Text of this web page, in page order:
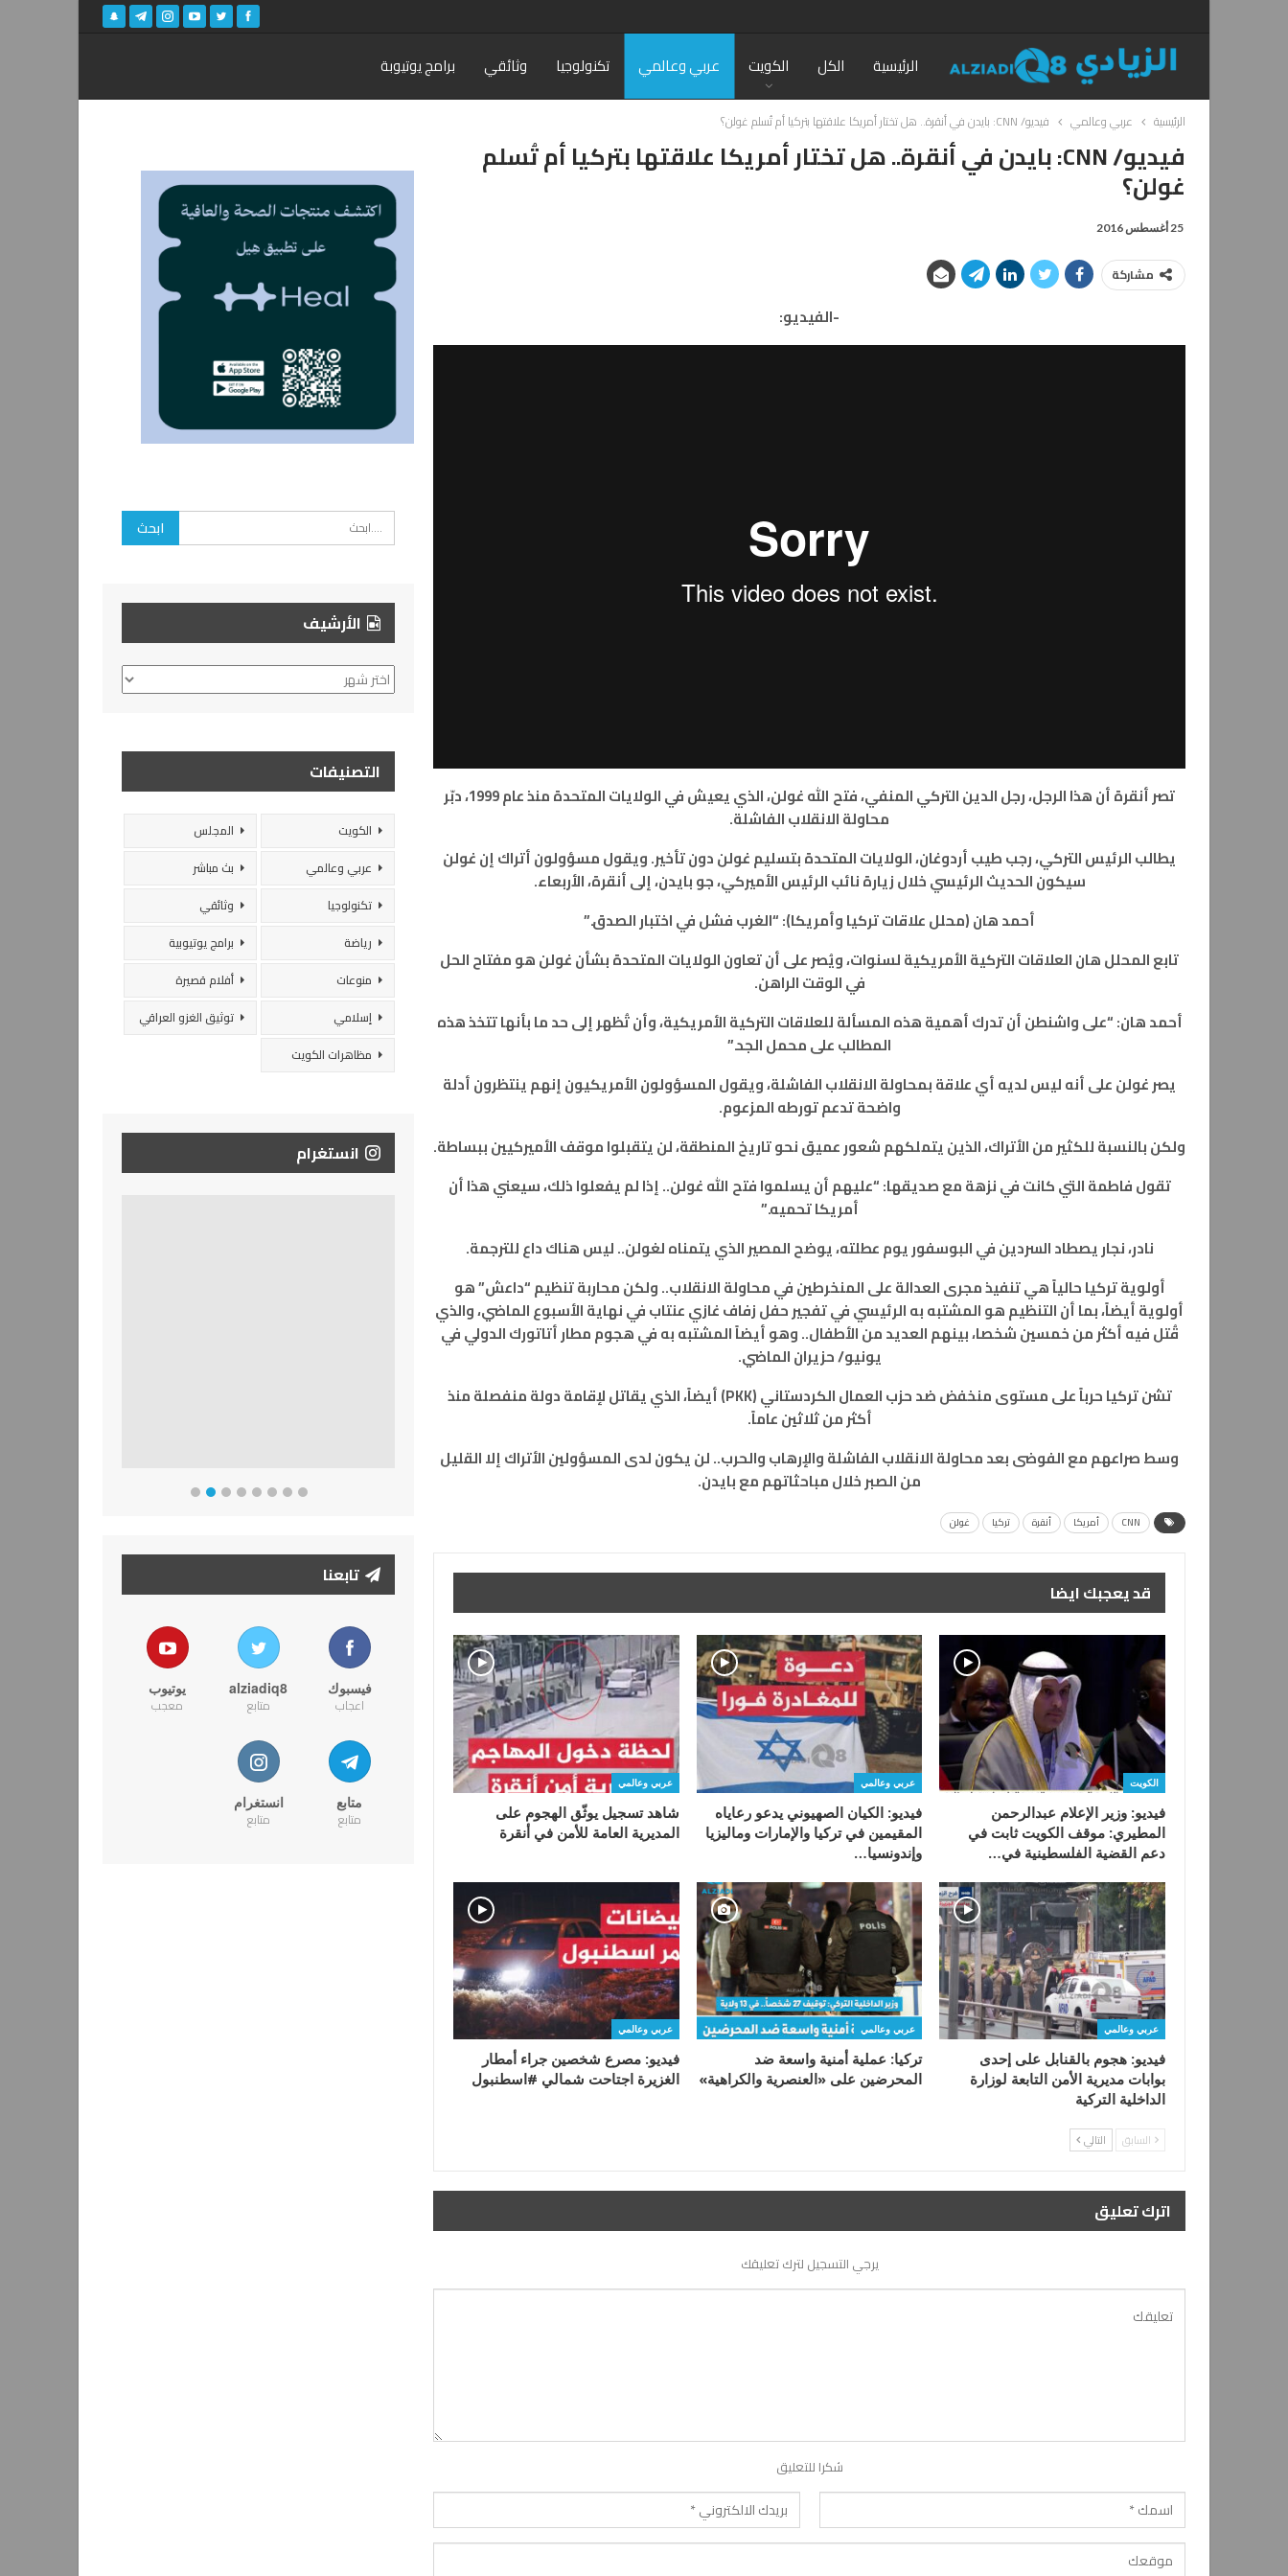
الرئيسية الكل الكويت عربي وعالمي تكنولوجيا وثائقي برامج يوتيوبة
الرئيسية عربي وعالمي فيديو/ CNN: بايدن في أنقرة.. هل تختار أمريكا علاقتها بتركيا أم تُسلم غولن؟
فيديو/ CNN: بايدن في أنقرة.. هل تختار أمريكا علاقتها بتركيا أم تُسلم
غولن؟
25 أغسطس 2016
مشاركة
-الفيديو:
تصر أنقرة أن هذا الرجل، رجل الدين التركي المنفي، فتح الله غولن، الذي يعيش في الولايات المتحدة منذ عام 1999، دبّر
محاولة الانقلاب الفاشلة.
يطالب الرئيس التركي، رجب طيب أردوغان، الولايات المتحدة بتسليم غولن دون تأخير. ويقول مسؤولون أتراك إن غولن
سيكون الحديث الرئيسي خلال زيارة نائب الرئيس الأميركي، جو بايدن، إلى أنقرة، الأربعاء.
أحمد هان (محلل علاقات تركيا وأمريكا): “الغرب فشل في اختبار الصدق.”
تابع المحلل هان العلاقات التركية الأمريكية لسنوات، ويُصر على أن تعاون الولايات المتحدة بشأن غولن هو مفتاح الحل
في الوقت الراهن.
أحمد هان: “على واشنطن أن تدرك أهمية هذه المسألة للعلاقات التركية الأمريكية، وأن تُظهر إلى حد ما بأنها تتخذ هذه
المطالب على محمل الجد.”
يصر غولن على أنه ليس لديه أي علاقة بمحاولة الانقلاب الفاشلة، ويقول المسؤولون الأمريكيون إنهم ينتظرون أدلة
واضحة تدعم تورطه المزعوم.
ولكن بالنسبة للكثير من الأتراك، الذين يتملكهم شعور عميق نحو تاريخ المنطقة، لن يتقبلوا موقف الأميركيين ببساطة.
تقول فاطمة التي كانت في نزهة مع صديقها: “عليهم أن يسلموا فتح الله غولن.. إذا لم يفعلوا ذلك، سيعني هذا أن
أمريكا تحميه.”
نادر، نجار يصطاد السردين في البوسفور يوم عطلته، يوضح المصير الذي يتمناه لغولن.. ليس هناك داع للترجمة.
أولوية تركيا حالياً هي تنفيذ مجرى العدالة على المنخرطين في محاولة الانقلاب.. ولكن محاربة تنظيم “داعش” هو
أولوية أيضاً، بما أن التنظيم هو المشتبه به الرئيسي في تفجير حفل زفاف غازي عنتاب في نهاية الأسبوع الماضي، والذي
قُتل فيه أكثر من خمسين شخصا، بينهم العديد من الأطفال.. وهو أيضاً المشتبه به في هجوم مطار أتاتورك الدولي في
يونيو/ حزيران الماضي.
تشن تركيا حرباً على مستوى منخفض ضد حزب العمال الكردستاني (PKK) أيضاً، الذي يقاتل لإقامة دولة منفصلة منذ
أكثر من ثلاثين عاماً.
وسط صراعهم مع الفوضى بعد محاولة الانقلاب الفاشلة والإرهاب والحرب.. لن يكون لدى المسؤولين الأتراك إلا القليل
من الصبر خلال مباحثاتهم مع بايدن.
CNN أمريكا أنقرة تركيا غولن
قد يعجبك ايضا
الكويت
فيديو: وزير الإعلام عبدالرحمن
المطيري: موقف الكويت ثابت في
دعم القضية الفلسطينية في…
عربي وعالمي
فيديو: الكيان الصهيوني يدعو رعاياه
المقيمين في تركيا والإمارات وماليزيا
وإندونسيا…
عربي وعالمي
شاهد تسجيل يوثّق الهجوم على
المديرية العامة للأمن في أنقرة
عربي وعالمي
فيديو: هجوم بالقنابل على إحدى
بوابات مديرية الأمن التابعة لوزارة
الداخلية التركية
عربي وعالمي
تركيا: عملية أمنية واسعة ضد
المحرضين على «العنصرية والكراهية»
عربي وعالمي
فيديو: مصرع شخصين جراء أمطار
الغزيرة اجتاحت شمالي #اسطنبول
السابق التالي
اترك تعليق
يرجي التسجيل لترك تعليقك
شكرا للتعليق
الأرشيف
الأرشيف
التصنيفات
الكويت
المجلس
عربي وعالمي
بث مباشر
تكنولوجيا
وثائقي
رياضة
برامج يوتيوبية
منوعات
أفلام قصيرة
إسلامي
توثيق الغزو العراقي
مظاهرات الكويت
انستغرام
تابعنا
فيسبوك
اعجاب
alziadiq8
متابع
يوتيوب
معجب
متابع
متابع
انستغرام
متابع